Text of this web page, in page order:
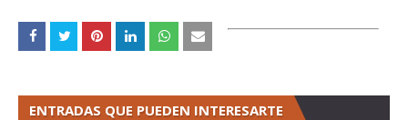
ENTRADAS QUE PUEDEN INTERESARTE